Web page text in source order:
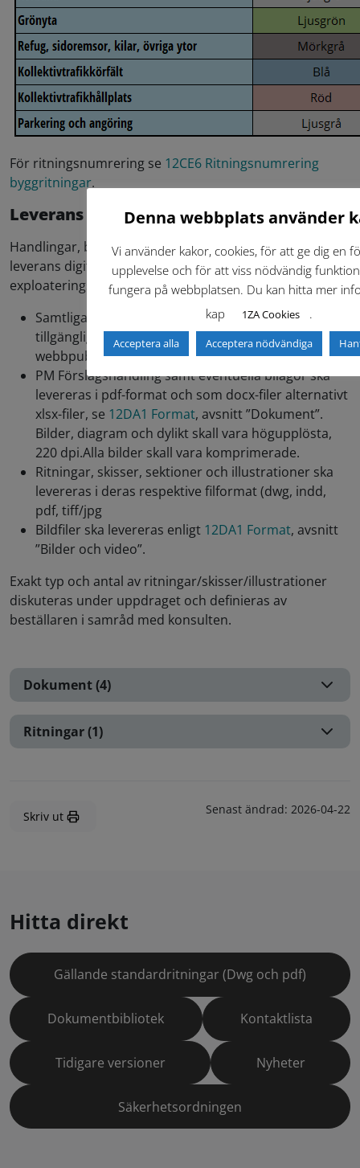
För ritningsnumrering se 12CE6 Ritningsnumrering
byggritningar.
Leverans
Handlingar, både granskningshandling och slutleverans,
leverans digitalt, se12DA1 Format,till leveransmappar i
exploateringsförvaltningens projektverktyg.
Samtliga dokument ska levereras digitalt som
tillgänglighetsanpassade pdf-filer för
webbpublicering.
PM Förslagshandling samt eventuella bilagor ska
levereras i pdf-format och som docx-filer alternativt
xlsx-filer, se 12DA1 Format, avsnitt ”Dokument”.
Bilder, diagram och dylikt skall vara högupplösta,
220 dpi.Alla bilder skall vara komprimerade.
Ritningar, skisser, sektioner och illustrationer ska
levereras i deras respektive filformat (dwg, indd,
pdf, tiff/jpg
Bildfiler ska levereras enligt 12DA1 Format, avsnitt
”Bilder och video”.
Exakt typ och antal av ritningar/skisser/illustrationer
diskuteras under uppdraget och definieras av
beställaren i samråd med konsulten.
Dokument (4)
Ritningar (1)
Skriv ut Senast ändrad: 2026-04-22
Hitta direkt
Gällande standardritningar (Dwg och pdf)
Dokumentbibliotek Kontaktlista
Tidigare versioner Nyheter
Säkerhetsordningen
Denna webbplats använder
Vi använder kakor, cookies, för att ge dig en
upplevelse och för att viss nödvändig
fungera på webbplatsen. Du kan hitta mer
kap
1ZA Cookies .
Acceptera alla Acceptera nödvändiga